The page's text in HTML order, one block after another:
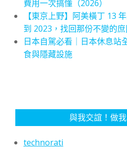
費用一次搞懂（2026）
【東京上野】阿美橫丁 13
到 2023，找回那份不變的
日本自駕必看｜日本休息站
食與隱藏設施
與我交誼！做我
technorati